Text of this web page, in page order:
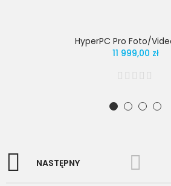
HyperPC Pro Foto/
11 999,00 zł
NASTĘPNY